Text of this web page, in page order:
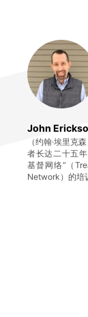
John
（约翰·埃里克
者长达二十五
基督网络”（
Network）的培